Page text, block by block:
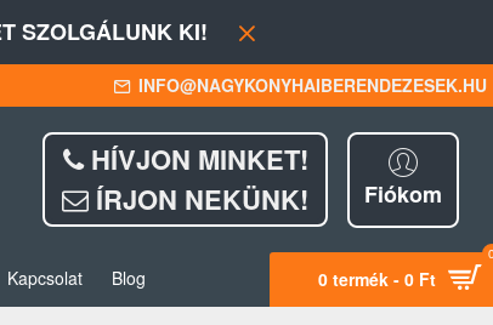
SZOLGÁLUNK KI!
INFO@NAGYKONYHAIBERENDEZESEK.HU
HÍVJON MINKET!
ÍRJON NEKÜNK!
Fiókom
Kapcsolat Blog 0 termék - 0 Ft